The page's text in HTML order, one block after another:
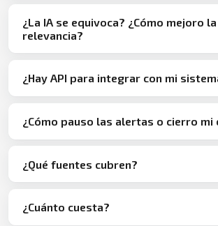
¿La IA se equivoca? ¿Cómo mejoro la
relevancia?
¿Hay API para integrar con mi
¿Cómo pauso las alertas o cierro mi
¿Qué fuentes cubren?
¿Cuánto cuesta?